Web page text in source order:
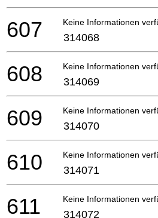
Keine Informationen
607 314068
Keine Informationen
608 314069
Keine Informationen
609 314070
Keine Informationen
610 314071
Keine Informationen
611 314072